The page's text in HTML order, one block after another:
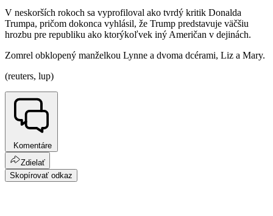
V neskorších rokoch sa vyprofiloval ako tvrdý kritik Donalda
Trumpa, pričom dokonca vyhlásil, že Trump predstavuje väčšiu
hrozbu pre republiku ako ktorýkoľvek iný Američan v dejinách.
Zomrel obklopený manželkou Lynne a dvoma dcérami, Liz a Mary.
(reuters, lup)
Komentáre
Zdielať
Skopírovať odkaz